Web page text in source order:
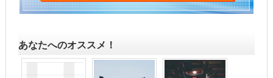
あなたへのオススメ！